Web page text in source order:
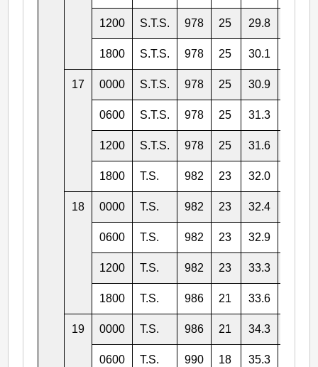
1200 S.T.S. 978 25 29.8
1800 S.T.S. 978 25 30.1
17 0000 S.T.S. 978 25 30.9
0600 S.T.S. 978 25 31.3
1200 S.T.S. 978 25 31.6
1800 T.S. 982 23 32.0
18 0000 T.S. 982 23 32.4
0600 T.S. 982 23 32.9
1200 T.S. 982 23 33.3
1800 T.S. 986 21 33.6
19 0000 T.S. 986 21 34.3
0600 T.S. 990 18 35.3